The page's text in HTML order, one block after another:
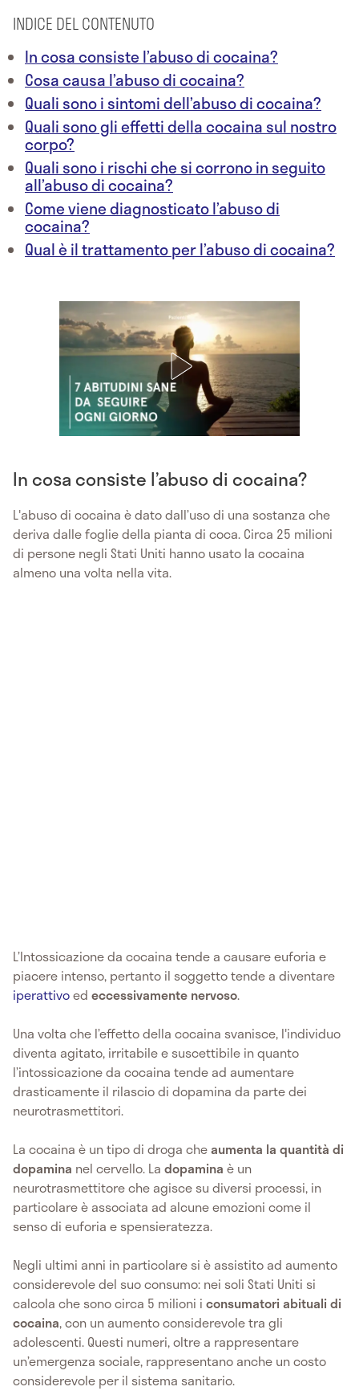
INDICE DEL CONTENUTO
In cosa consiste l’abuso di cocaina?
Cosa causa l’abuso di cocaina?
Quali sono i sintomi dell’abuso di cocaina?
Quali sono gli effetti della cocaina sul nostro
corpo?
Quali sono i rischi che si corrono in seguito
all’abuso di cocaina?
Come viene diagnosticato l’abuso di
cocaina?
Qual è il trattamento per l’abuso di cocaina?
In cosa consiste l’abuso di cocaina?
L'abuso di cocaina è dato dall’uso di una sostanza che
deriva dalle foglie della pianta di coca. Circa 25 milioni
di persone negli Stati Uniti hanno usato la cocaina
almeno una volta nella vita.
L’Intossicazione da cocaina tende a causare euforia e
piacere intenso, pertanto il soggetto tende a diventare
iperattivoed eccessivamente nervoso.
Una volta che l’effetto della cocaina svanisce, l'individuo
diventa agitato, irritabile e suscettibile in quanto
l’intossicazione da cocaina tende ad aumentare
drasticamente il rilascio di dopamina da parte dei
neurotrasmettitori.
La cocaina è un tipo di droga cheaumenta la quantità di
dopamina nel cervello. La dopamina è un
neurotrasmettitore che agisce su diversi processi, in
particolare è associata ad alcune emozioni come il
senso di euforia e spensieratezza.
Negli ultimi anni in particolare si è assistito ad aumento
considerevole del suo consumo: nei soli Stati Uniti si
calcola che sono circa 5 milioni i consumatori abituali di
cocaina, con un aumento considerevole tra gli
adolescenti. Questi numeri, oltre a rappresentare
un’emergenza sociale, rappresentano anche un costo
considerevole per il sistema sanitario.